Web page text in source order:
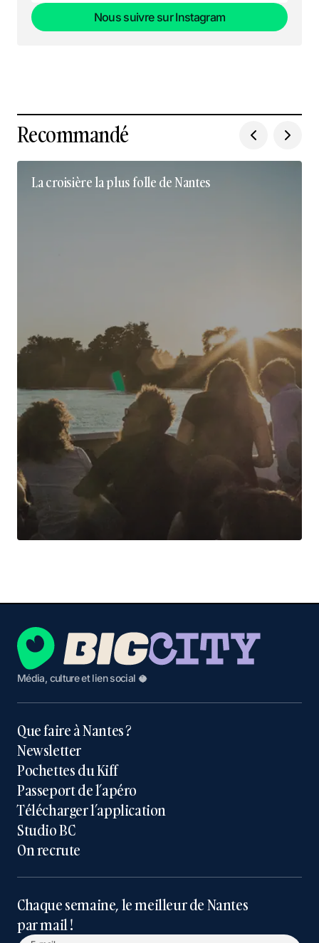
Nous suivre sur Instagram
Recommandé
La croisière la plus folle de Nantes
Média, culture et lien social 🥥
Que faire à Nantes ?
Newsletter
Pochettes du Kiff
Passeport de l’apéro
Télécharger l’application
Studio BC
On recrute
Chaque semaine, le meilleur de Nantes
par mail !